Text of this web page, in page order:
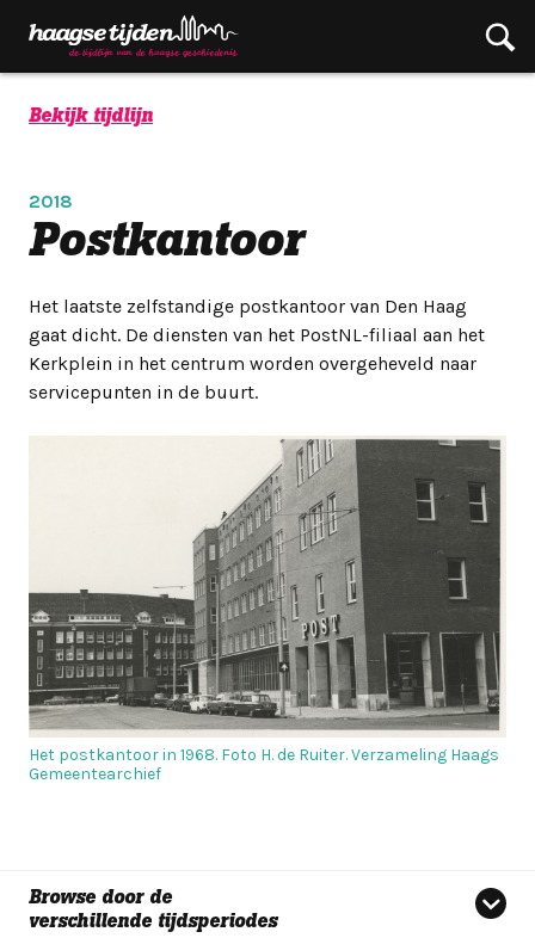
Browse door de
verschillende tijdsperiodes
Bekijk tijdlijn
2018
Postkantoor
Het laatste zelfstandige postkantoor van Den Haag
gaat dicht. De diensten van het PostNL-filiaal aan het
Kerkplein in het centrum worden overgeheveld naar
servicepunten in de buurt.
Het postkantoor in 1968. Foto H. de Ruiter. Verzameling Haags
Gemeentearchief